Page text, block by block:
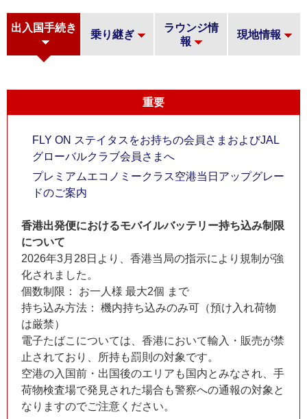
出入国手続き
乗り継ぎ
ラウンジ情
報
現地情報
重要
FLY ON ステイタスをお持ちの会員さまおよびJAL
グローバルクラブ会員さまへ
プレミアムエコノミークラス空港当日アップグレー
ドのご案内
香港出発便におけるモバイルバッテリー持ち込み制限
について
2026年3月28日より、香港当局の指示により規制が強
化されました。
個数制限： お一人様 最大2個 まで
持ち込み方法： 機内持ち込みのみ可（預け入れ荷物
は厳禁）
電子たばこについては、香港において輸入・販売が禁
止されており、所持も罰則の対象です。
空港の入国前・出国後のエリアも国内とみなされ、手
荷物検査場で発見された場合も警察への通報の対象と
なりますのでご注意ください。